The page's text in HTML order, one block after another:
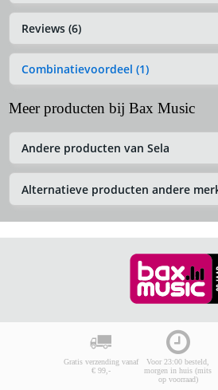
Reviews (6)
Combinatievoordeel (1)
Meer producten bij Bax Music
Andere producten van Sela
Alternatieve producten andere
Gratis verzending vanaf
€ 99,-
Voor 23:00 besteld,
morgen in huis (mits
op voorraad)